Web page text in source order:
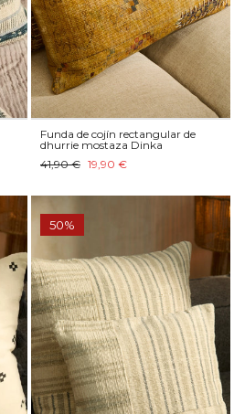
Funda de cojín rectangular de
dhurrie mostaza Dinka
41,90 € 19,90 €
50%